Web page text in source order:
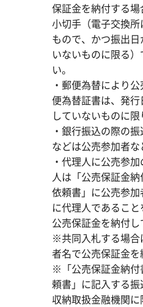
保証金を納付する
小切手（電子交換
もので、かつ振出
いないものに限る
い。
・郵便為替により
便為替証書は、発
していないものに限
・銀行振込の際の
などは公売参加者な
・代理人に公売参
人は「公売保証金
依頼書」に公売参
に代理人であるこ
公売保証金を納付し
※共同入札する場合
者名で公売保証金を
※「公売保証金納付
頼書」に記入する
収納取扱金融機関に